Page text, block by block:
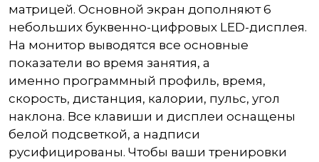
матрицей. Основной экран дополняют 6
небольших буквенно-цифровых LED-дисплея.
На монитор выводятся все основные
показатели во время занятия, а
именно программный профиль, время,
скорость, дистанция, калории, пульс, угол
наклона. Все клавиши и дисплеи оснащены
белой подсветкой, а надписи
русифицированы. Чтобы ваши тренировки